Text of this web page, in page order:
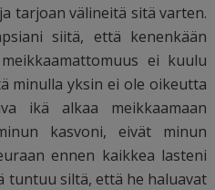
tarjoan välineitä sitä varten.
siitä, että kenenkään
ei kuulu
minulla yksin ei ole oikeutta
ikä alkaa meikkaamaan
kasvoni, eivät minun
ennen kaikkea lasteni
tuntuu siltä, että he haluavat